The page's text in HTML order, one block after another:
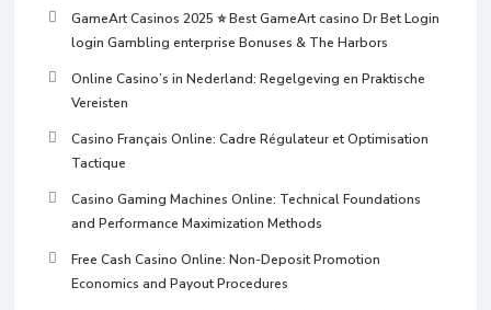
GameArt Casinos 2025 ⭐ Best GameArt casino Dr Bet Login
login Gambling enterprise Bonuses & The Harbors
Online Casino’s in Nederland: Regelgeving en Praktische
Vereisten
Casino Français Online: Cadre Régulateur et Optimisation
Tactique
Casino Gaming Machines Online: Technical Foundations
and Performance Maximization Methods
Free Cash Casino Online: Non-Deposit Promotion
Economics and Payout Procedures